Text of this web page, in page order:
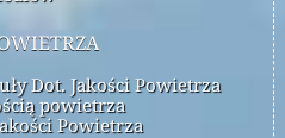
Dot. Jakości Powietrza
powietrza
Powietrza